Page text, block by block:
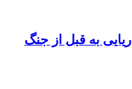
قیمت تهیه کنیم؟
جوشکاری، کیفیت